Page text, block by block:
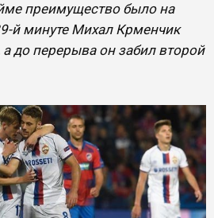
преимущество было на
й минуте Михал Крменчик
а до перерыва он забил второй